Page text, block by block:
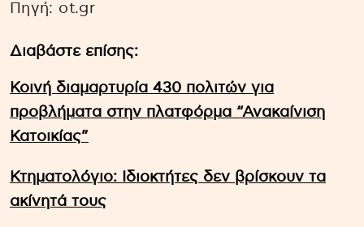
Πηγή: ot.gr
Διαβάστε επίσης:
Κοινή διαμαρτυρία 430 πολιτών για
προβλήματα στην πλατφόρμα “Ανακαίνιση
Κατοικίας”
Κτηματολόγιο: Ιδιοκτήτες δεν βρίσκουν τα
ακίνητά τους